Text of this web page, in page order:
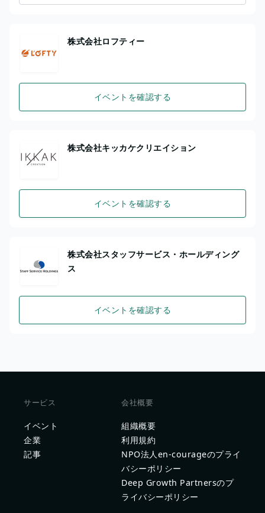
株式会社ロフティー
イベントを確認する
株式会社キッカケクリエイション
イベントを確認する
株式会社スタッフサービス・ホールディング
ス
イベントを確認する
サービス
イベント
企業
記事
会社概要
組織概要
利用規約
NPO法人en-courageのプライ
バシーポリシー
Deep Growth Partnersのプ
ライバシーポリシー